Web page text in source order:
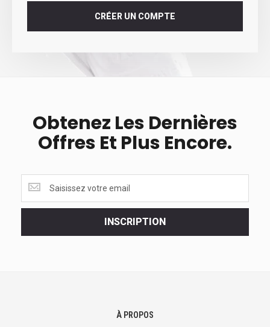
CRÉER UN COMPTE
Obtenez Les Dernières
Offres Et Plus Encore.
les
dernières
INSCRIPTION
À PROPOS